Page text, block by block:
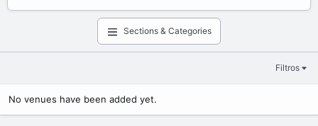
Sections & Categories
Filtros
No venues have been added yet.